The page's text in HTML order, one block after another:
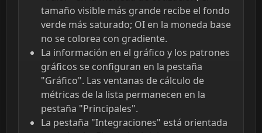
tamaño visible más grande recibe el fondo
verde más saturado; OI en la moneda base
no se colorea con gradiente.
La información en el gráfico y los patrones
gráficos se configuran en la pestaña
"Gráfico". Las ventanas de cálculo de
métricas de la lista permanecen en la
pestaña "Principales".
La pestaña "Integraciones" está orientada